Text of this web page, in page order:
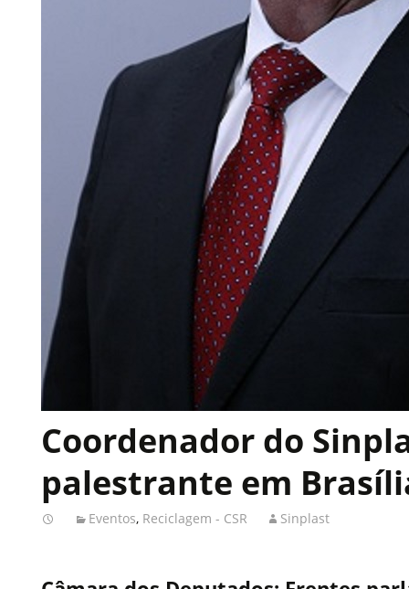
Coordenador do
palestrante em
Eventos, Reciclagem - CSR Sinplast